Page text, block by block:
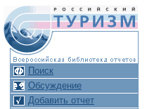
Поиск
Обсуждение
Добавить отчет